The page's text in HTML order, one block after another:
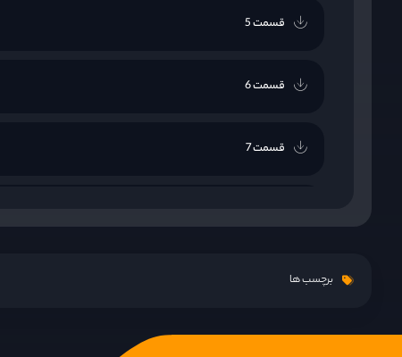
قسمت 5
قسمت 6
قسمت 7
قسمت 10
برچسب ها